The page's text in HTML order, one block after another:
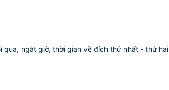
qua, ngắt giờ, thời gian về đích thứ nhất - thứ hai